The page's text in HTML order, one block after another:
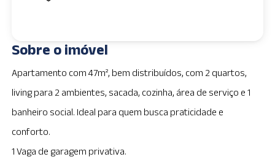
Sobre o imóvel
Apartamento com 47m², bem distribuídos, com 2 quartos,
living para 2 ambientes, sacada, cozinha, área de serviço e 1
banheiro social. Ideal para quem busca praticidade e
conforto.
1 Vaga de garagem privativa.